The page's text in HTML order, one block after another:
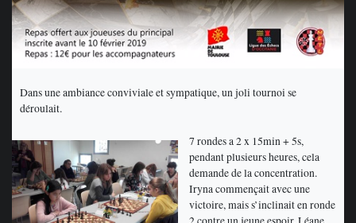
Dans une ambiance conviviale et sympatique, un joli tournoi se
déroulait.
7 rondes a 2 x 15min + 5s,
pendant plusieurs heures, cela
demande de la concentration.
Iryna commençait avec une
victoire, mais s’inclinait en ronde